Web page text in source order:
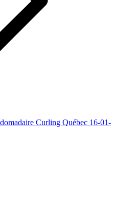
Curling Québec 16-01-